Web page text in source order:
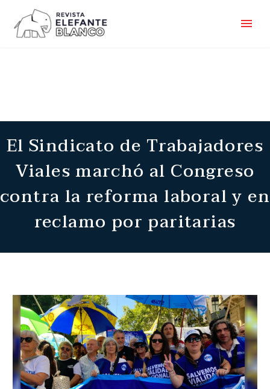
El Sindicato de Trabajadores
Viales marchó al Congreso
contra la reforma laboral y en
reclamo por paritarias